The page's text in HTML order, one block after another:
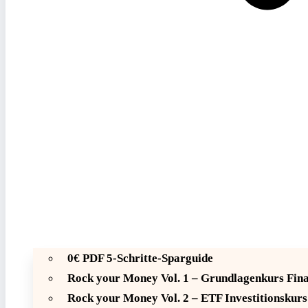
0€ PDF 5-Schritte-Sparguide
Rock your Money Vol. 1 – Grundlagenkurs
Rock your Money Vol. 2 – ETF Investitionskurs